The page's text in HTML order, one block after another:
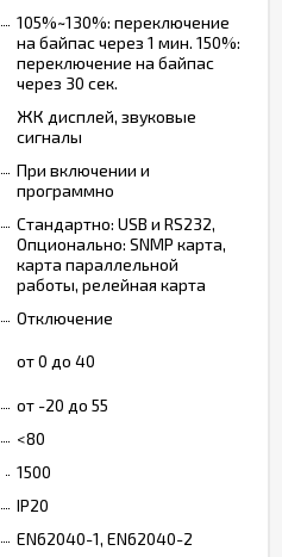
105%~130%: переключение
на байпас через 1 мин. 150%:
переключение на байпас
через 30 сек.
ЖК дисплей, звуковые
сигналы
При включении и
программно
Стандартно: USB и RS232,
Опционально: SNMP карта,
карта параллельной
работы, релейная карта
Отключение
от 0 до 40
от -20 до 55
<80
1500
IP20
EN62040-1, EN62040-2